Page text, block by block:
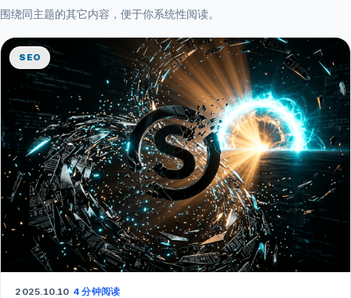
围绕同主题的其它内容，便于你系统性阅读。
SEO
2025.10.10·4 分钟阅读